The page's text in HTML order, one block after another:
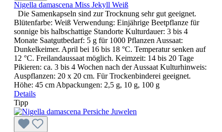
Nigella damascena Miss Jekyll Weiß
Die Samenkapseln sind zur Trocknung sehr gut geeignet.
Blütenfarbe: Weiß Verwendung: Einjährige Beetpflanze für
sonnige bis halbschattige Standorte Kulturdauer: 3 bis 4
Monate Saatgutbedarf: 5 g für 1000 Pflanzen Aussaat:
Dunkelkeimer. April bei 16 bis 18 °C. Temperatur senken auf
12 °C. Freilandaussaat möglich. Keimzeit: 14 bis 20 Tage
Pikieren: ca. 3 bis 4 Wochen nach der Aussaat Kulturhinweis:
Auspflanzen: 20 x 20 cm. Für Trockenbinderei geeignet.
Höhe: 45 cm Abpackungen: 2,5 g, 10 g, 100 g
Details
Tipp